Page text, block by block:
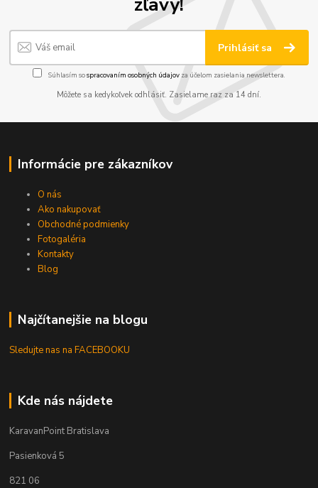
Prihlásiť sa
Súhlasím sospracovaním osobných údajov za účelom zasielania newslettera.
Môžete sa kedykoľvek odhlásiť. Zasielame raz za 14 dní.
Informácie pre zákazníkov
O nás
Ako nakupovať
Obchodné podmienky
Fotogaléria
Kontakty
Blog
Najčítanejšie na blogu
Sledujte nas na FACEBOOKU
Kde nás nájdete
KaravanPoint Bratislava
Pasienková 5
821 06